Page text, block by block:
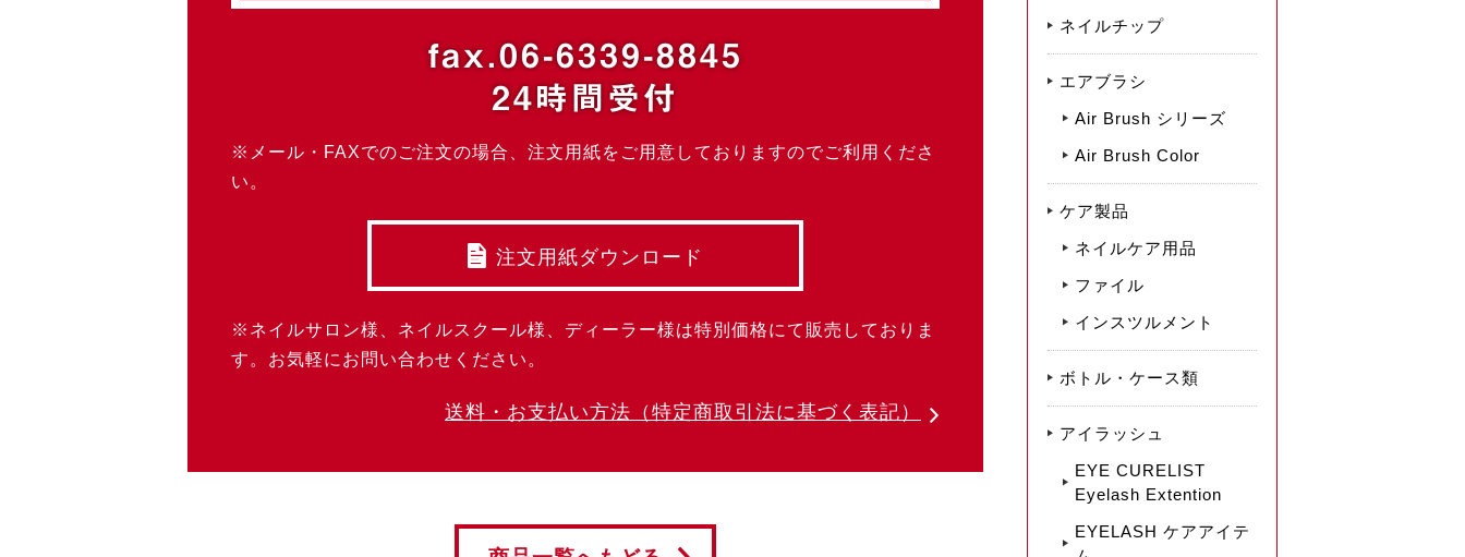
fax.06-6339-8845
24時間受付
※メール・FAXでのご注文の場合、注文用紙をご用意しておりますのでご利用くださ
い。
注文用紙ダウンロード
※ネイルサロン様、ネイルスクール様、ディーラー様は特別価格にて販売しておりま
す。お気軽にお問い合わせください。
送料・お支払い方法 （特定商取引法に基づく表記）
ネイルチップ
エアブラシ
Air Brush シリーズ
Air Brush Color
ケア製品
ネイルケア用品
ファイル
インスツルメント
ボトル・ケース類
アイラッシュ
EYE CURELIST
Eyelash Extention
EYELASH ケアアイテ